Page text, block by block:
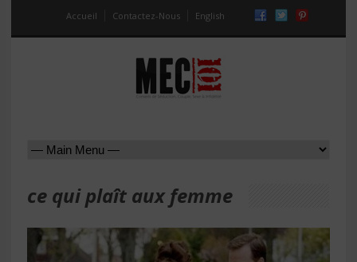
Accueil Contactez-Nous English
ce qui plaît aux femme